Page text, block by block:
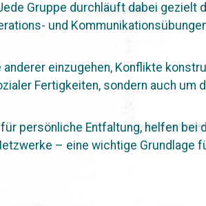
Gruppe durchläuft dabei gezielt
und
einzugehen, Konflikte
Fertigkeiten, sondern auch
persönliche Entfaltung, helfen
– eine wichtige Grundlage